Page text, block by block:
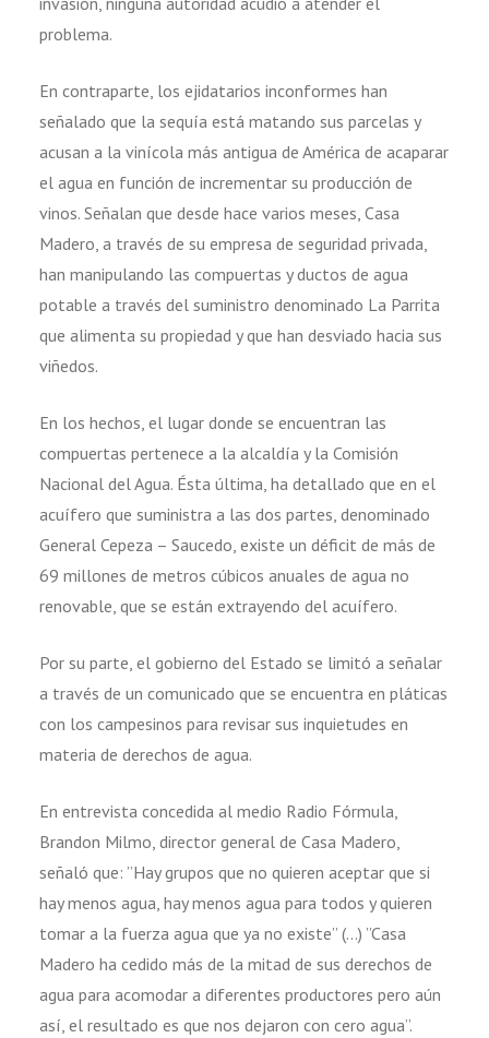
problema.
En contraparte, los ejidatarios inconformes han
señalado que la sequía está matando sus parcelas y
acusan a la vinícola más antigua de América de acaparar
el agua en función de incrementar su producción de
vinos. Señalan que desde hace varios meses, Casa
Madero, a través de su empresa de seguridad privada,
han manipulando las compuertas y ductos de agua
potable a través del suministro denominado La Parrita
que alimenta su propiedad y que han desviado hacia sus
viñedos.
En los hechos, el lugar donde se encuentran las
compuertas pertenece a la alcaldía y la Comisión
Nacional del Agua. Ésta última, ha detallado que en el
acuífero que suministra a las dos partes, denominado
General Cepeza – Saucedo, existe un déficit de más de
69 millones de metros cúbicos anuales de agua no
renovable, que se están extrayendo del acuífero.
Por su parte, el gobierno del Estado se limitó a señalar
a través de un comunicado que se encuentra en pláticas
con los campesinos para revisar sus inquietudes en
materia de derechos de agua.
En entrevista concedida al medio Radio Fórmula,
Brandon Milmo, director general de Casa Madero,
señaló que: ”Hay grupos que no quieren aceptar que si
hay menos agua, hay menos agua para todos y quieren
tomar a la fuerza agua que ya no existe” (…) ”Casa
Madero ha cedido más de la mitad de sus derechos de
agua para acomodar a diferentes productores pero aún
así, el resultado es que nos dejaron con cero agua”.